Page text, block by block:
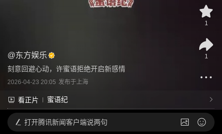
@东方娱乐
刻意回避心动，许蜜语拒绝开启新感情
2026-04-23 20:05 发布于上海
看正片 蜜语纪
1
1
打开腾讯新闻客户端说两句